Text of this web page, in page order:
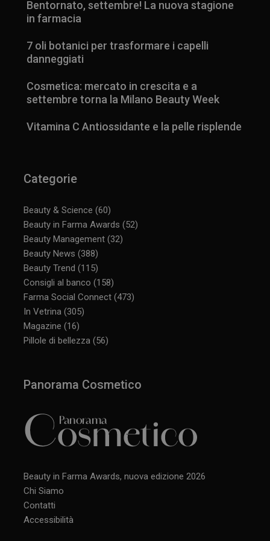
Bentornato, settembre! La nuova stagione
in farmacia
7 oli botanici per trasformare i capelli
danneggiati
Cosmetica: mercato in crescita e a
settembre torna la Milano Beauty Week
Vitamina C Antiossidante e la pelle risplende
Categorie
Beauty & Science (60)
Beauty in Farma Awards (52)
Beauty Management (32)
Beauty News (388)
Beauty Trend (115)
Consigli al banco (158)
Farma Social Connect (473)
In Vetrina (305)
Magazine (16)
Pillole di bellezza (56)
Panorama Cosmetico
Beauty in Farma Awards, nuova edizione 2026
Chi Siamo
Contatti
Accessibilità